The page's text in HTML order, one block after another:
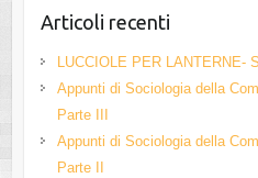
e
b
o
o
k
er
u
b
e
Articoli recenti
LUCCIOLE PER LANTERNE-
Appunti di Sociologia della
Parte III
Appunti di Sociologia della
Parte II